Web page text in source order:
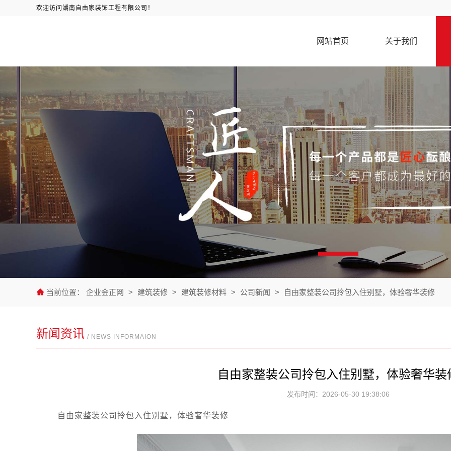
欢迎访问湖南自由家装饰工程有限公司！
网站首页 关于我们
当前位置： 企业金正网 > 建筑装修 > 建筑装修材料 > 公司新闻 > 自由家整装公司拎包入住别墅，体验奢华装修
新闻资讯 / NEWS INFORMAION
自由家整装公司拎包入住别墅，体验奢华装
发布时间：2026-05-30 19:38:06
自由家整装公司拎包入住别墅，体验奢华装修